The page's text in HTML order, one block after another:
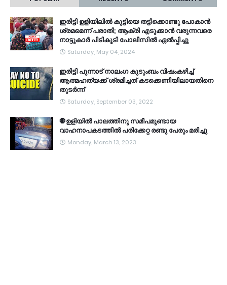
ഇരിട്ടി ഉളിയിലിൽ കുട്ടിയെ തട്ടിക്കൊണ്ടു പോകാൻ
ശ്രമമെന്ന് പരാതി; ആക്രി എടുക്കാൻ വരുന്നവരെ
നാട്ടുകാർ പിടികൂടി പോലീസിൽ ഏൽപ്പിച്ചു
Saturday, May 04, 2024
ഇരിട്ടി പുന്നാട് നാലംഗ കുടുംബം വിഷംകഴിച്ച്‌
ആത്മഹത്യക്ക് ശ്രമിച്ചത് കടക്കെണിയിലായതിനെ
തുടർന്ന്
Saturday, September 03, 2022
🛑ഉളിയിൽ പാലത്തിനു സമീപമുണ്ടായ
വാഹനാപകടത്തിൽ പരിക്കേറ്റ രണ്ടു പേരും മരിച്ചു
Monday, March 13, 2023